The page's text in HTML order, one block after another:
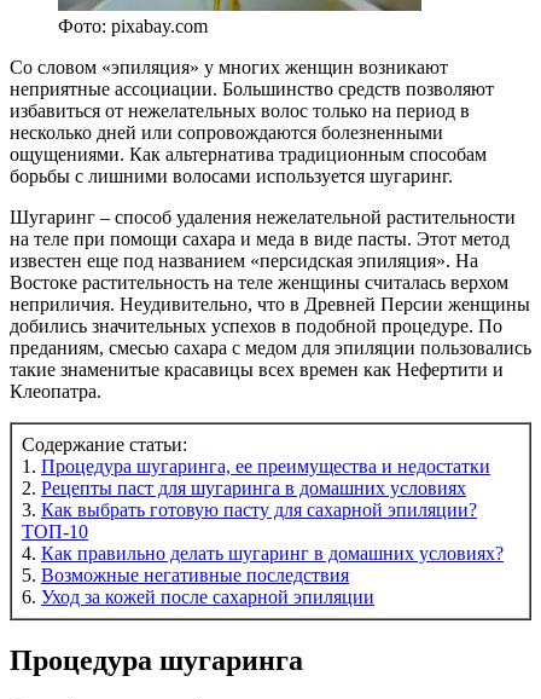
Фото: pixabay.com
Со словом «эпиляция» у многих женщин возникают
неприятные ассоциации. Большинство средств позволяют
избавиться от нежелательных волос только на период в
несколько дней или сопровождаются болезненными
ощущениями. Как альтернатива традиционным способам
борьбы с лишними волосами используется шугаринг.
Шугаринг – способ удаления нежелательной растительности
на теле при помощи сахара и меда в виде пасты. Этот метод
известен еще под названием «персидская эпиляция». На
Востоке растительность на теле женщины считалась верхом
неприличия. Неудивительно, что в Древней Персии женщины
добились значительных успехов в подобной процедуре. По
преданиям, смесью сахара с медом для эпиляции пользовались
такие знаменитые красавицы всех времен как Нефертити и
Клеопатра.
Содержание статьи:
1. Процедура шугаринга, ее преимущества и недостатки
2. Рецепты паст для шугаринга в домашних условиях
3. Как выбрать готовую пасту для сахарной эпиляции?
ТОП-10
4. Как правильно делать шугаринг в домашних условиях?
5. Возможные негативные последствия
6. Уход за кожей после сахарной эпиляции
Процедура шугаринга